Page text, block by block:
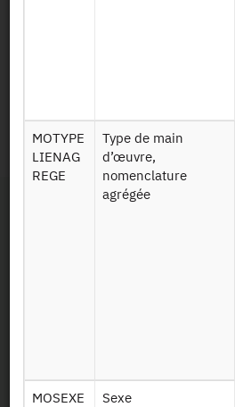
MOTYPE
LIENAG
REGE
Type de main
d’œuvre,
nomenclature
agrégée
MOSEXE Sexe
2016 : https://doi.org/10.34724/
Documents